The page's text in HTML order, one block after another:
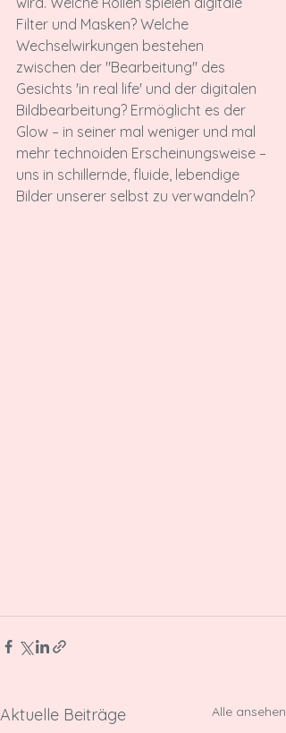
Filter und Masken? Welche
Wechselwirkungen bestehen
zwischen der "Bearbeitung" des
Gesichts 'in real life' und der digitalen
Bildbearbeitung? Ermöglicht es der
Glow – in seiner mal weniger und mal
mehr technoiden Erscheinungsweise –
uns in schillernde, fluide, lebendige
Bilder unserer selbst zu verwandeln?
Aktuelle Beiträge Alle ansehen